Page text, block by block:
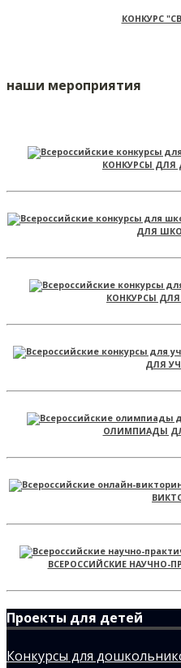
КОНКУРС
наши мероприятия
КОНКУРСЫ
ДЛЯ
КОНКУРСЫ
ДЛЯ
ОЛИМПИАДЫ
ВСЕРОССИЙСКИЕ НАУЧНО-
Проекты для детей
Конкурсы для